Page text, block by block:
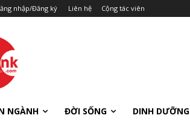
nhập/Đăng ký Liên hệ Cộng tác viên
NGÀNH ĐỜI SỐNG DINH DƯỠNG